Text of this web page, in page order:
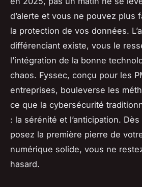
d’alerte et vous ne pouvez plus
la protection de vos données.
différenciant existe, vous le
l’intégration de la bonne
chaos. Fyssec, conçu pour les
entreprises, bouleverse les
ce que la cybersécurité
: la sérénité et l’anticipation.
posez la première pierre de
numérique solide, vous ne
hasard.